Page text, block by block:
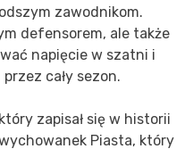
zawodnikom.
defensorem, ale także
napięcie w szatni i
cały sezon.
zapisał się w historii
Piasta, który